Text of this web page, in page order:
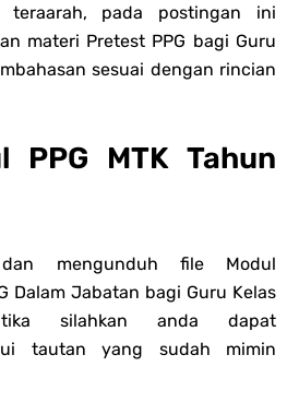
teraarah, pada postingan ini
materi Pretest PPG bagi Guru
sesuai dengan rincian
PPG MTK Tahun
mengunduh file Modul
Dalam Jabatan bagi Guru Kelas
silahkan anda dapat
tautan yang sudah mimin